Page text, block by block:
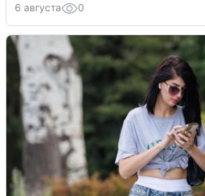
6 августа 0